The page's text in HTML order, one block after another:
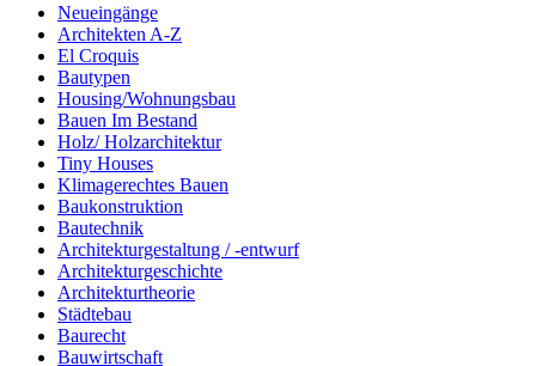
Neueingänge
Architekten A-Z
El Croquis
Bautypen
Housing/Wohnungsbau
Bauen Im Bestand
Holz/ Holzarchitektur
Tiny Houses
Klimagerechtes Bauen
Baukonstruktion
Bautechnik
Architekturgestaltung / -entwurf
Architekturgeschichte
Architekturtheorie
Städtebau
Baurecht
Bauwirtschaft